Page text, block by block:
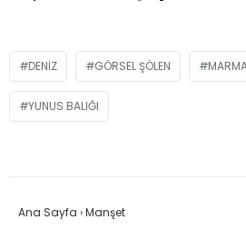
DENIZ GÖRSEL ŞÖLEN
YUNUS BALIĞI
Ana Sayfa ›Manşet